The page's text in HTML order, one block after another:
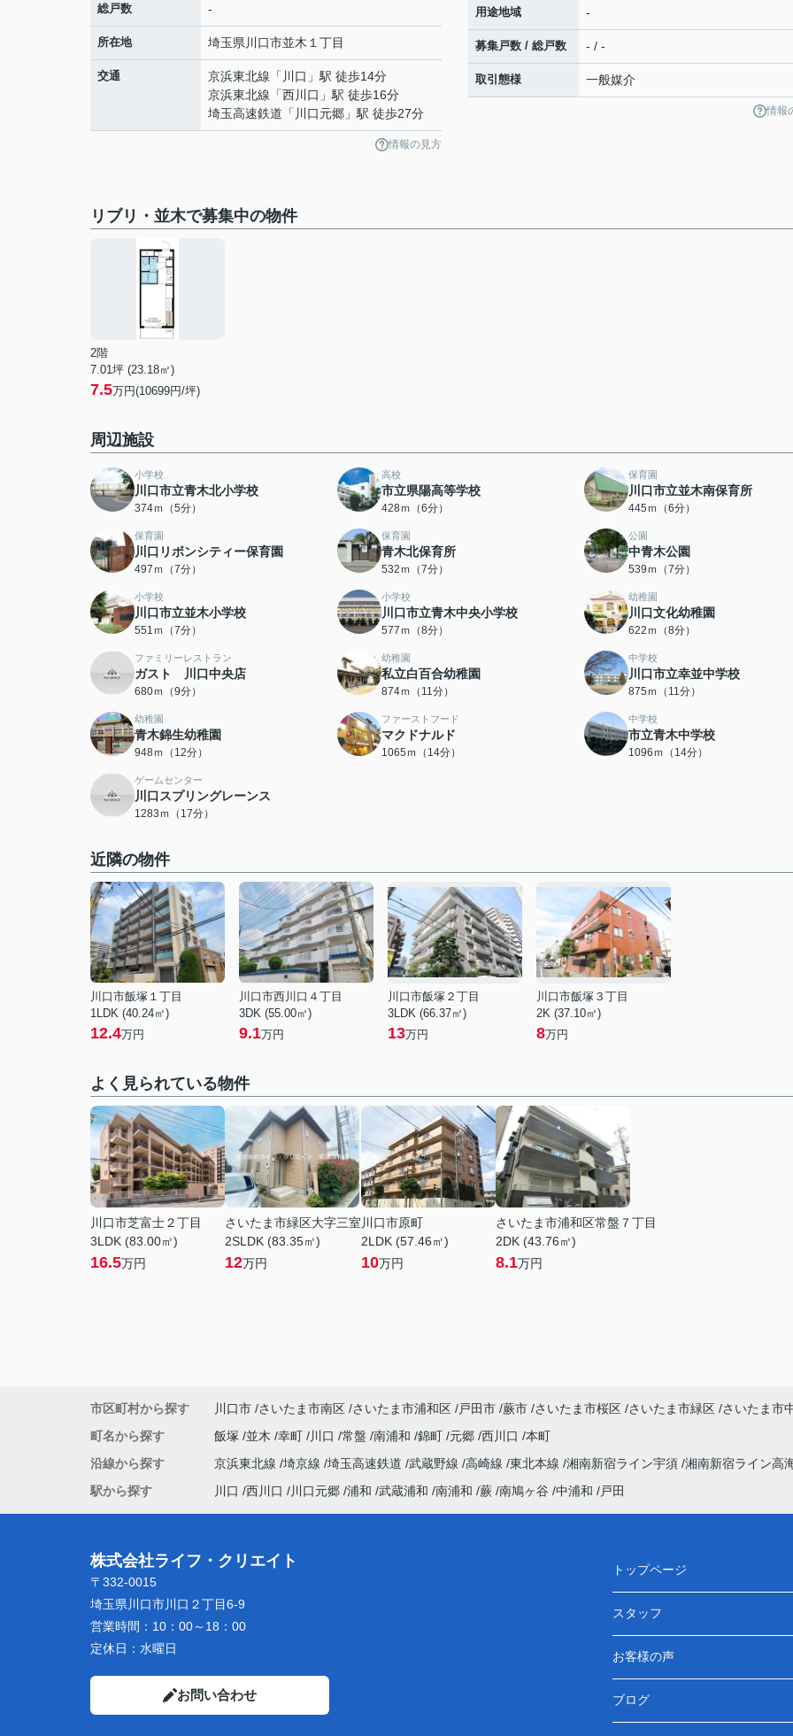
総戸数 -
所在地 埼玉県 川口市並木 １丁目
交通 京浜東北線 「 川口 」駅 徒歩14分
京浜東北線 「西川口 」駅 徒歩16分
埼玉高速鉄道 「 川口元郷 」駅 徒歩27分
情報の見方
用途地域 -
募集戸数 / 総戸数 - / -
取引態様 一般媒介
情報
リブリ・並木で募集中の物件
2階
7.01坪 (23.18㎡)
7.5万円(10699円/坪)
周辺施設
小学校
川口市立青木北小学校
374ｍ（5分）
高校
市立県陽高等学校
428ｍ（6分）
保育園
川口市立並木南保育所
445ｍ（6分）
保育園
川口リボンシティー保育園
497ｍ（7分）
保育園
青木北保育所
532ｍ（7分）
公園
中青木公園
539ｍ（7分）
小学校
川口市立並木小学校
551ｍ（7分）
小学校
川口市立青木中央小学校
577ｍ（8分）
幼稚園
川口文化幼稚園
622ｍ（8分）
ファミリーレストラン
ガスト 川口中央店
680ｍ（9分）
幼稚園
私立白百合幼稚園
874ｍ（11分）
中学校
川口市立幸並中学校
875ｍ（11分）
幼稚園
青木錦生幼稚園
948ｍ（12分）
ファーストフード
マクドナルド
1065ｍ（14分）
中学校
市立青木中学校
1096ｍ（14分）
ゲームセンター
川口スプリングレーンス
1283ｍ（17分）
近隣の物件
川口市飯塚１丁目
1LDK (40.24㎡)
12.4万円
川口市西川口４丁目
3DK (55.00㎡)
9.1万円
川口市飯塚２丁目
3LDK (66.37㎡)
13万円
川口市飯塚３丁目
2K (37.10㎡)
8万円
よく見られている物件
川口市芝富士２丁目
3LDK (83.00㎡)
16.5万円
さいたま市緑区大字三室
2SLDK (83.35㎡)
12万円
川口市原町
2LDK (57.46㎡)
10万円
さいたま市浦和区常盤７丁目
2DK (43.76㎡)
8.1万円
市区町村から探す 川口市 さいたま市南区 さいたま市浦和区 戸田市 蕨市 さいたま市桜区 さいたま市緑区
さいたま市
町名から探す
飯塚 並木 幸町 川口 常盤 南浦和 錦町 元郷 西川口
本町
沿線から探す
京浜東北線 埼京線 埼玉高速鉄道 武蔵野線 高崎線 東北本線 湘南新宿ライン宇須 湘南新宿ライン高
駅から探す
川口 西川口 川口元郷 浦和 武蔵浦和 南浦和 蕨 南鳩ヶ谷 中浦和 戸田
株式会社ライフ・クリエイト
〒332-0015
埼玉県川口市川口２丁目6-9
営業時間： 10：00～18：00
定休日： 水曜日
お問い合わせ
トップページ
スタッフ
お客様の声
ブログ